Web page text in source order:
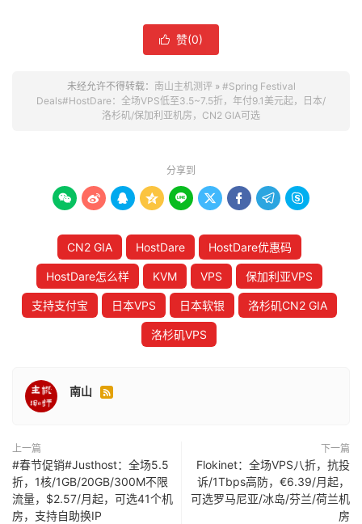
 赞(0)
未经允许不得转载： 南山主机测评» #Spring Festival
Deals#HostDare：全场VPS低至3.5~7.5折，年付9.1美元起，日本/
洛杉矶/保加利亚机房，CN2 GIA可选
分享到
        
CN2 GIA HostDare HostDare优惠码
HostDare怎么样 KVM VPS 保加利亚VPS
支持支付宝 日本VPS 日本软银 洛杉矶CN2 GIA
洛杉矶VPS
南山 
上一篇
#春节促销#Justhost：全场5.5
折，1核/1GB/20GB/300M不限
流量，$2.57/月起，可选41个机
房，支持自助换IP
下一篇
Flokinet：全场VPS八折，抗投
诉/1Tbps高防，€6.39/月起，
可选罗马尼亚/冰岛/芬兰/荷兰机
房